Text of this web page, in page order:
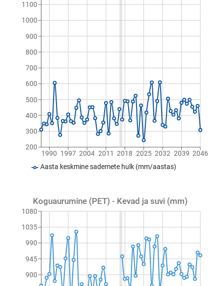
1990 1997 2004 2011 2018 2025 2032 2039 2046
200
300
400
500
600
700
800
900
1000
1100
Aasta keskmine sademete hulk (mm/aastas)
Koguaurumine (PET) - Kevad ja suvi (mm)
900
945
990
1035
1080